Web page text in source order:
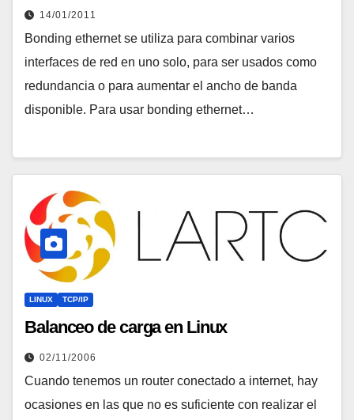
14/01/2011
Bonding ethernet se utiliza para combinar varios
interfaces de red en uno solo, para ser usados como
redundancia o para aumentar el ancho de banda
disponible. Para usar bonding ethernet…
LINUX TCP/IP
Balanceo de carga en Linux
02/11/2006
Cuando tenemos un router conectado a internet, hay
ocasiones en las que no es suficiente con realizar el